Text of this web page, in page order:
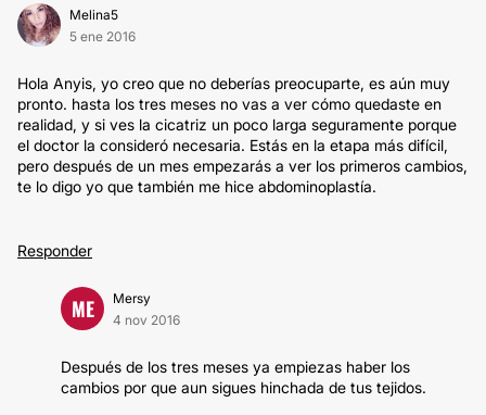
Melina5
5 ene 2016
Hola Anyis, yo creo que no deberías preocuparte, es aún muy
pronto. hasta los tres meses no vas a ver cómo quedaste en
realidad, y si ves la cicatriz un poco larga seguramente porque
el doctor la consideró necesaria. Estás en la etapa más difícil,
pero después de un mes empezarás a ver los primeros cambios,
te lo digo yo que también me hice abdominoplastía.
Responder
ME
Mersy
4 nov 2016
Después de los tres meses ya empiezas haber los
cambios por que aun sigues hinchada de tus tejidos.